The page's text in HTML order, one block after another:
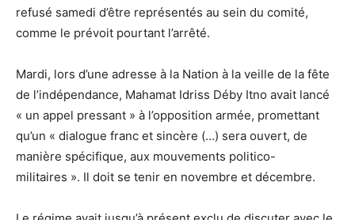
refusé samedi d’être représentés au sein du comité,
comme le prévoit pourtant l’arrêté.
Mardi, lors d’une adresse à la Nation à la veille de la fête
de l’indépendance, Mahamat Idriss Déby Itno avait lancé
« un appel pressant » à l’opposition armée, promettant
qu’un « dialogue franc et sincère (…) sera ouvert, de
manière spécifique, aux mouvements politico-
militaires ». Il doit se tenir en novembre et décembre.